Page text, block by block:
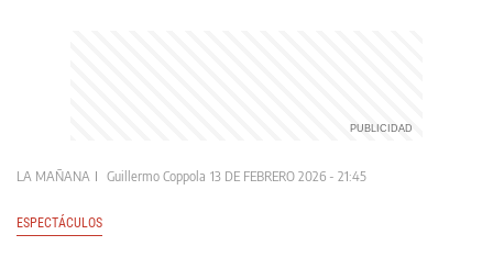
LA MAÑANA Guillermo Coppola 13 DE FEBRERO 2026 - 21:45
ESPECTÁCULOS